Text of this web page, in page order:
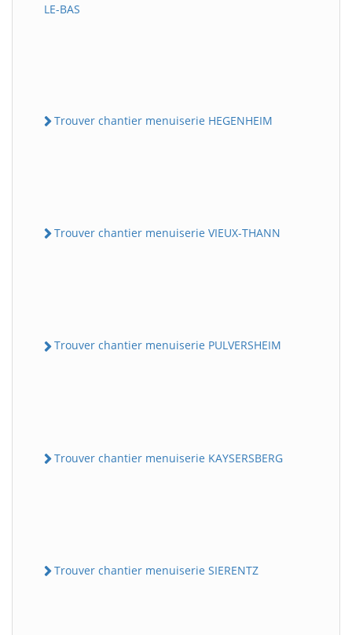
LE-BAS
Trouver chantier menuiserie HEGENHEIM
Trouver chantier menuiserie VIEUX-THANN
Trouver chantier menuiserie PULVERSHEIM
Trouver chantier menuiserie KAYSERSBERG
Trouver chantier menuiserie SIERENTZ